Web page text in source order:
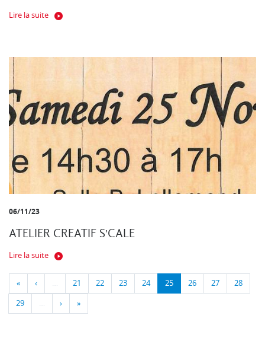
Lire la suite
06/11/23
ATELIER CREATIF S'CALE
Lire la suite
« ‹ … 21 22 23 24 25 26 27 28
29 … › »